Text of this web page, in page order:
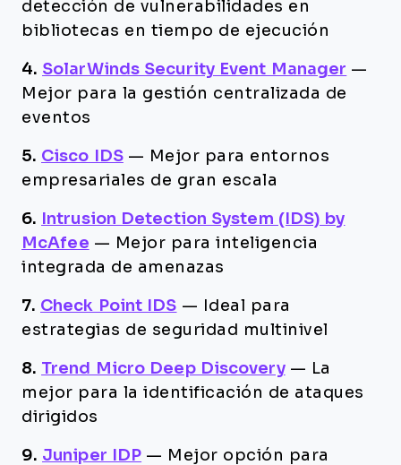
detección de vulnerabilidades en
bibliotecas en tiempo de ejecución
4. SolarWinds Security Event Manager —
Mejor para la gestión centralizada de
eventos
5. Cisco IDS — Mejor para entornos
empresariales de gran escala
6.
Intrusion Detection System (IDS) by
McAfee — Mejor para inteligencia
integrada de amenazas
7. Check Point IDS —
Ideal para
estrategias de seguridad multinivel
8. Trend Micro Deep Discovery — La
mejor para la identificación de ataques
dirigidos
9. Juniper IDP — Mejor opción para